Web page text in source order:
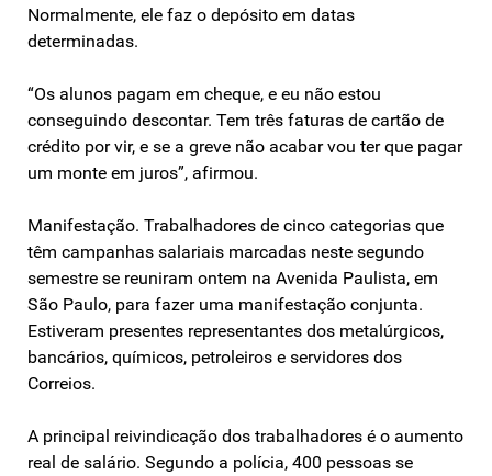
Normalmente, ele faz o depósito em datas
determinadas.
“Os alunos pagam em cheque, e eu não estou
conseguindo descontar. Tem três faturas de cartão de
crédito por vir, e se a greve não acabar vou ter que pagar
um monte em juros”, afirmou.
Manifestação. Trabalhadores de cinco categorias que
têm campanhas salariais marcadas neste segundo
semestre se reuniram ontem na Avenida Paulista, em
São Paulo, para fazer uma manifestação conjunta.
Estiveram presentes representantes dos metalúrgicos,
bancários, químicos, petroleiros e servidores dos
Correios.
A principal reivindicação dos trabalhadores é o aumento
real de salário. Segundo a polícia, 400 pessoas se